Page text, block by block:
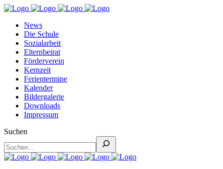
News
Die Schule
Sozialarbeit
Elternbeirat
Förderverein
Kernzeit
Ferientermine
Kalender
Bildergalerie
Downloads
Impressum
Suchen